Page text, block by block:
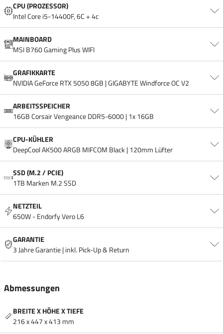
CPU (PROZESSOR)
Intel Core i5-14400F, 6C + 4c
MAINBOARD
MSI B760 Gaming Plus WIFI
GRAFIKKARTE
NVIDIA GeForce RTX 5050 8GB | GIGABYTE Windforce OC V2
ARBEITSSPEICHER
16GB Corsair Vengeance DDR5-6000 | 1x 16GB
CPU-KÜHLER
DeepCool AK500 ARGB MIFCOM Black | 120mm Lüfter
SSD (M.2 / PCIE)
1TB Marken M.2 SSD
NETZTEIL
650W - Endorfy Vero L6
GARANTIE
3 Jahre Garantie | inkl. Pick-Up & Return
Abmessungen
BREITE X HÖHE X TIEFE
216 x 447 x 413 mm